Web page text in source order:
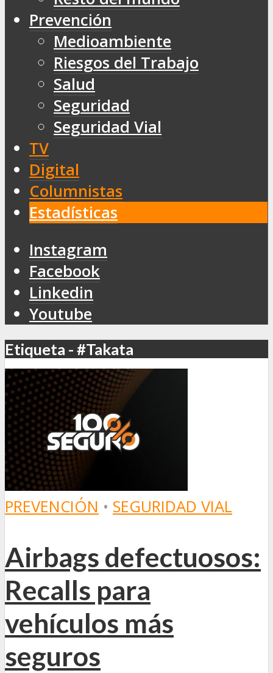
Prevención
Medioambiente
Riesgos del Trabajo
Salud
Seguridad
Seguridad Vial
TV
Digital
Columnistas
Estadísticas
Instagram
Facebook
Linkedin
Youtube
Etiqueta - #Takata
PREVENCIÓN • SEGURIDAD VIAL
Airbags defectuosos:
Recalls para
vehículos más
seguros